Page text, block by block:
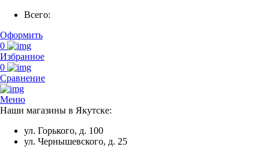
Всего:
Оформить
0
Избранное
0
Сравнение
Меню
Наши магазины в Якутске:
ул. Горького, д. 100
ул. Чернышевского, д. 25